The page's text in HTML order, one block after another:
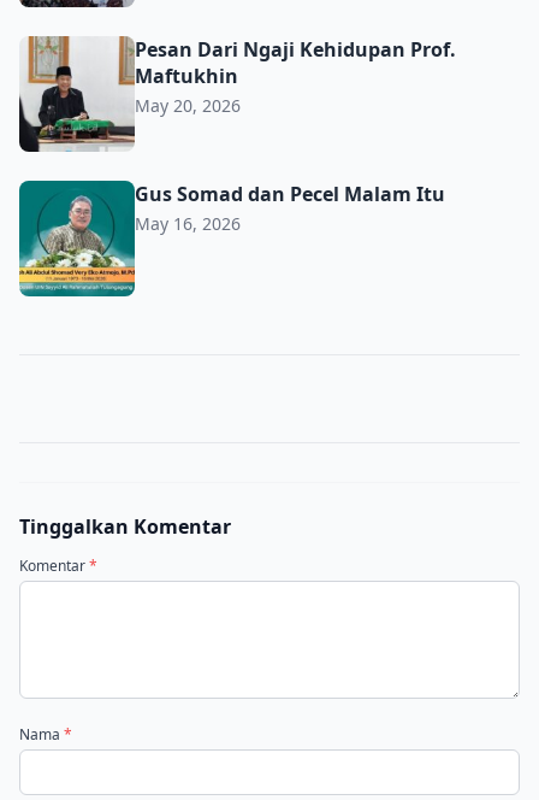
Pesan Dari Ngaji Kehidupan Prof. Maftukhin
Pesan Dari Ngaji Kehidupan Prof.
Maftukhin
May 20, 2026
Gus Somad dan Pecel Malam Itu
Gus Somad dan Pecel Malam Itu
May 16, 2026
Tinggalkan Komentar
Komentar*
Nama *